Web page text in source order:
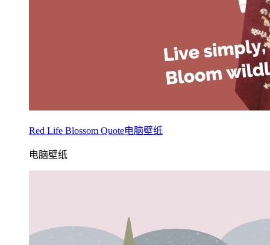
Red Life Blossom Quote电脑壁纸
电脑壁纸